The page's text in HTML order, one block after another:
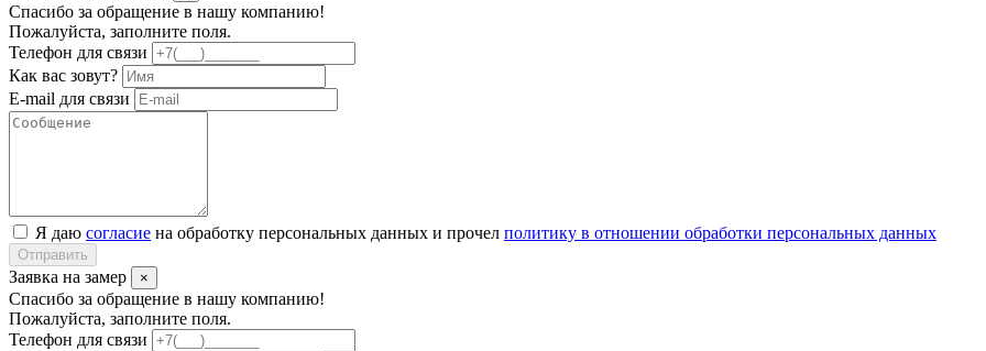
Спасибо за обращение в нашу компанию!
Пожалуйста, заполните поля.
Телефон для связи
Как вас зовут?
E-mail для связи
Я даю согласие на обработку персональных данных и прочел политику в отношении обработки персональных данных
Отправить
Заявка на замер ×
Спасибо за обращение в нашу компанию!
Пожалуйста, заполните поля.
Телефон для связи